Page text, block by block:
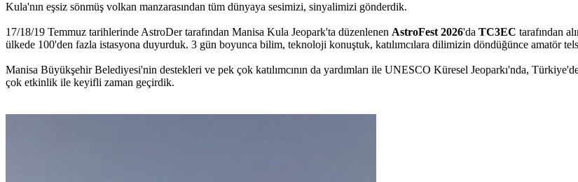
Kula'nın eşsiz sönmüş volkan manzarasından tüm dünyaya sesimizi, sinyalimizi gönderdik.
17/18/19 Temmuz tarihlerinde AstroDer tarafından Manisa Kula Jeopark'ta düzenlenen AstroFest 2026'da TC3EC tarafından
ülkede 100'den fazla istasyona duyurduk. 3 gün boyunca bilim, teknoloji konuştuk, katılımcılara dilimizin döndüğünce amatör
Manisa Büyükşehir Belediyesi'nin destekleri ve pek çok katılımcının da yardımları ile UNESCO Küresel Jeoparkı'nda,
çok etkinlik ile keyifli zaman geçirdik.